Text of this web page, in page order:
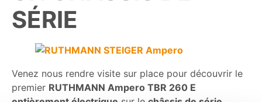
SÉRIE
Venez nous rendre visite sur place pour découvrir le
premier RUTHMANN Ampero TBR 260 E